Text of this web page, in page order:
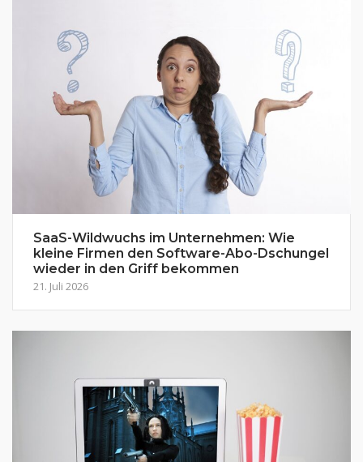
SaaS-Wildwuchs im Unternehmen: Wie
kleine Firmen den Software-Abo-Dschungel
wieder in den Griff bekommen
21. Juli 2026